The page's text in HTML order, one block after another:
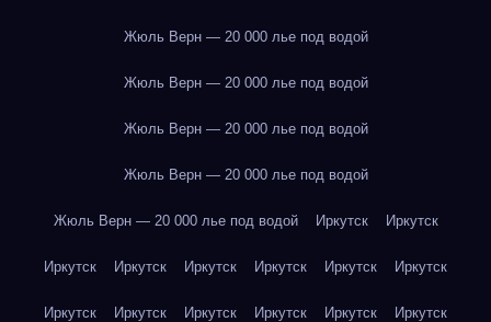
Жюль Верн — 20 000 лье под водой
Жюль Верн — 20 000 лье под водой
Жюль Верн — 20 000 лье под водой
Жюль Верн — 20 000 лье под водой
Жюль Верн — 20 000 лье под водой Иркутск Иркутск
Иркутск Иркутск Иркутск Иркутск Иркутск Иркутск
Иркутск Иркутск Иркутск Иркутск Иркутск Иркутск